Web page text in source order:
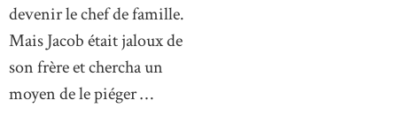
devenir le chef de famille.
Mais Jacob était jaloux de
son frère et chercha un
moyen de le piéger …